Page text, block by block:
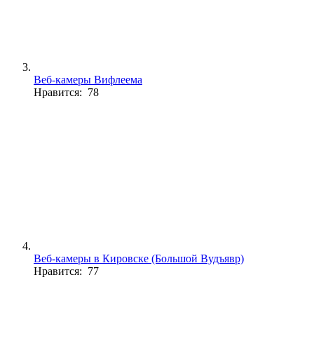
Веб-камеры Вифлеема
Нравится: 78
Веб-камеры в Кировске (Большой Вудъявр)
Нравится: 77